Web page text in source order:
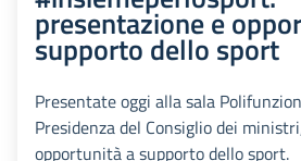
presentazione e
supporto dello sport
Presentate oggi alla sala
Presidenza del Consiglio dei
opportunità a supporto dello sport.